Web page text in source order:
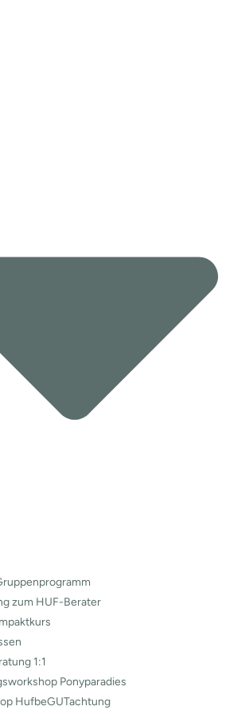
zum HUF-Berater
1:1
Ponyparadies
HufbeGUTachtung